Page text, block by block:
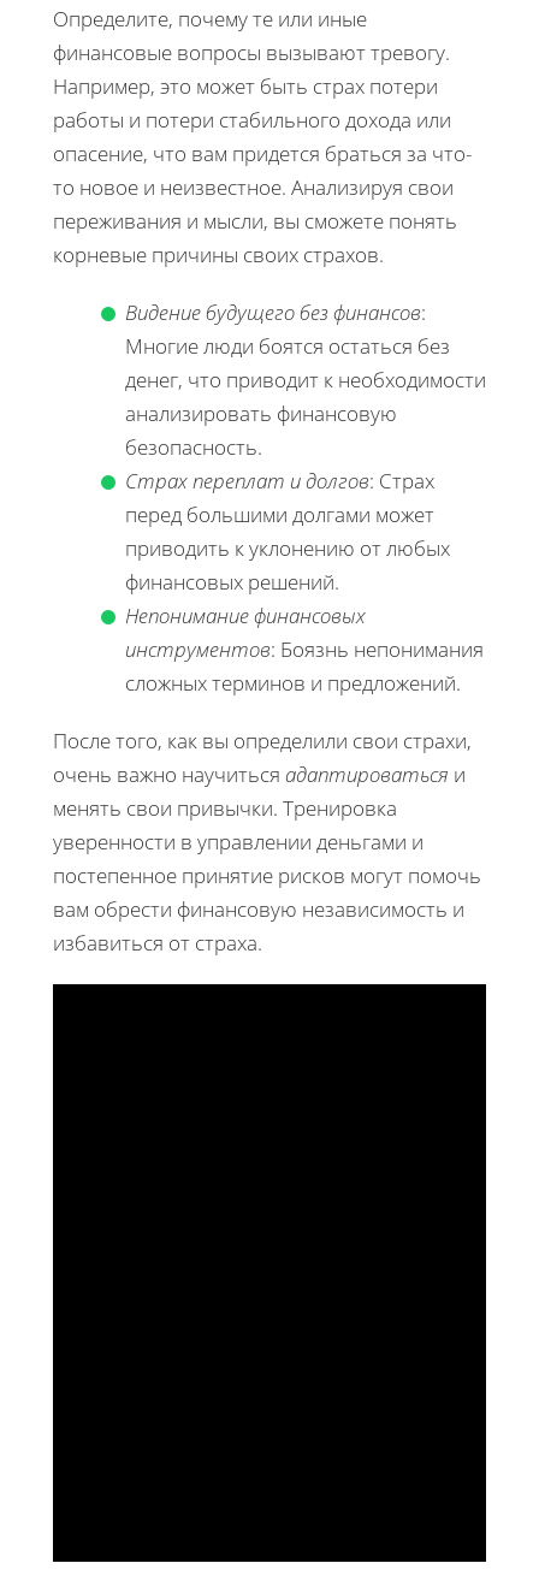
Определите, почему те или иные
финансовые вопросы вызывают тревогу.
Например, это может быть страх потери
работы и потери стабильного дохода или
опасение, что вам придется браться за что-
то новое и неизвестное. Анализируя свои
переживания и мысли, вы сможете понять
корневые причины своих страхов.
Видение будущего без финансов:
Многие люди боятся остаться без
денег, что приводит к необходимости
анализировать финансовую
безопасность.
Страх переплат и долгов: Страх
перед большими долгами может
приводить к уклонению от любых
финансовых решений.
Непонимание финансовых
инструментов: Боязнь непонимания
сложных терминов и предложений.
После того, как вы определили свои страхи,
очень важно научиться адаптироваться и
менять свои привычки. Тренировка
уверенности в управлении деньгами и
постепенное принятие рисков могут помочь
вам обрести финансовую независимость и
избавиться от страха.